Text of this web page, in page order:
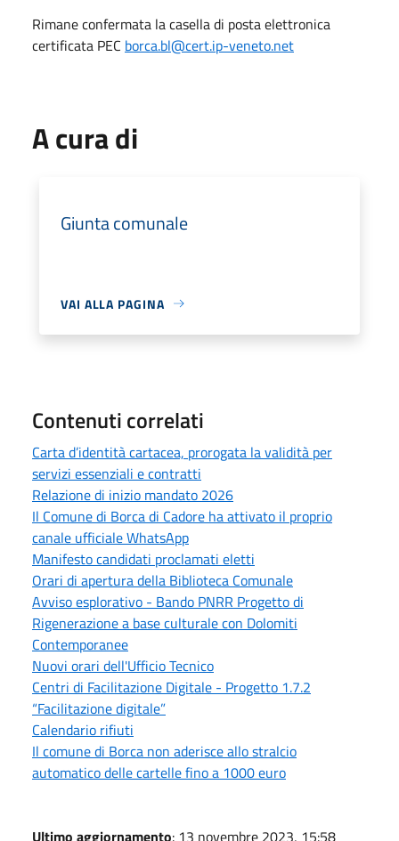
Rimane confermata la casella di posta elettronica
certificata PEC borca.bl@cert.ip-veneto.net
A cura di
Giunta comunale
VAI ALLA PAGINA
Contenuti correlati
Carta d’identità cartacea, prorogata la validità per
servizi essenziali e contratti
Relazione di inizio mandato 2026
Il Comune di Borca di Cadore ha attivato il proprio
canale ufficiale WhatsApp
Manifesto candidati proclamati eletti
Orari di apertura della Biblioteca Comunale
Avviso esplorativo - Bando PNRR Progetto di
Rigenerazione a base culturale con Dolomiti
Contemporanee
Nuovi orari dell'Ufficio Tecnico
Centri di Facilitazione Digitale - Progetto 1.7.2
“Facilitazione digitale”
Calendario rifiuti
Il comune di Borca non aderisce allo stralcio
automatico delle cartelle fino a 1000 euro
Ultimo aggiornamento: 13 novembre 2023, 15:58